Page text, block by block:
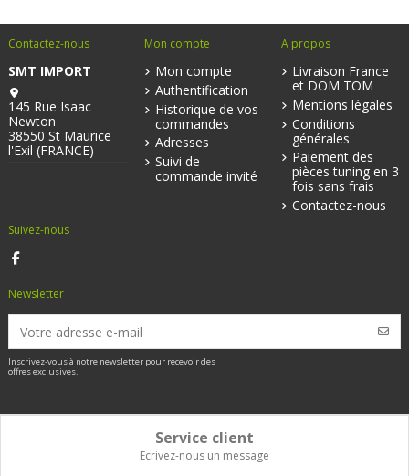
Contactez-nous
SMT IMPORT
145 Rue Isaac
Newton
38550 St Maurice
l'Exil (FRANCE)
Mon compte
Mon compte
Authentification
Historique de vos
commandes
Adresses
Suivi de
commande invité
A propos
Livraison France
et DOM TOM
Mentions légales
Conditions
générales
Paiement des
pièces tuning en 3
fois sans frais
Contactez-nous
Suivez-nous
Newsletter
Inscrivez-vous à notre newsletter pour recevoir des
offres exclusives.
Service client
Ecrivez-nous un message